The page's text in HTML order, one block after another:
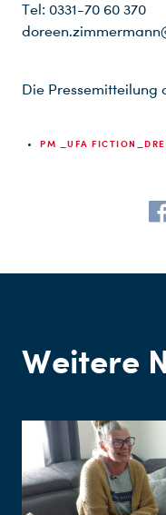
Tel: 0331-70 60 370
Die Pressemitteilung
PM _UFA
Weitere